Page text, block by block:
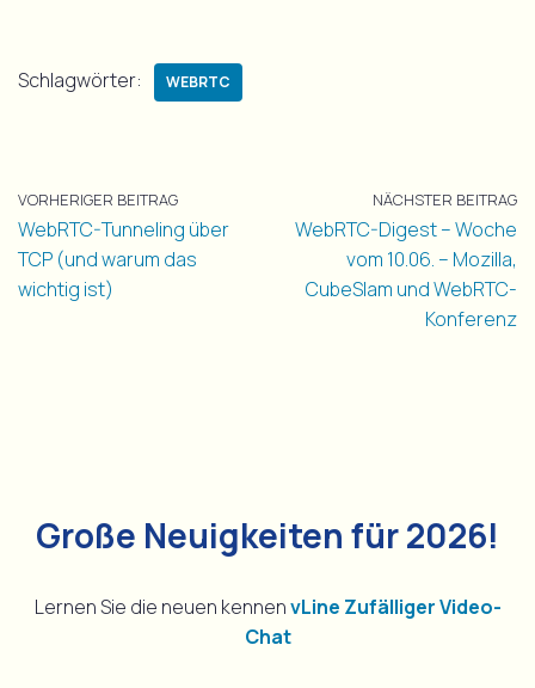
Schlagwörter: WEBRTC
VORHERIGER BEITRAG
WebRTC-Tunneling über
TCP (und warum das
wichtig ist)
NÄCHSTER BEITRAG
WebRTC-Digest – Woche
vom 10.06. – Mozilla,
CubeSlam und WebRTC-
Konferenz
Große Neuigkeiten für 2026!
Lernen Sie die neuen kennenvLine Zufälliger Video-
Chat